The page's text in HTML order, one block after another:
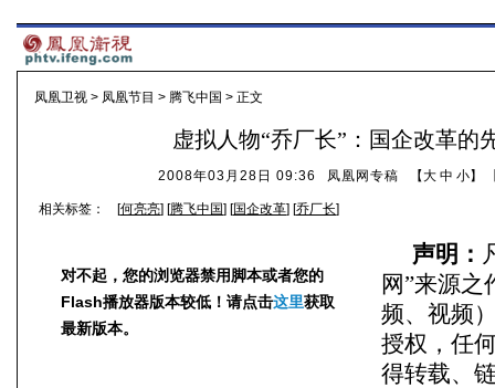
凤凰卫视 > 凤凰节目 > 腾飞中国 > 正文
虚拟人物“乔厂长”：国企改革的
2008年03月28日 09:36 凤凰网专稿 【大 中 小】
相关标签： [何亮亮] [腾飞中国] [国企改革] [乔厂长]
对不起，您的浏览器禁用脚本或者您的
Flash播放器版本较低！请点击这里获取
最新版本。
声明：
网”来源之
频、视频
授权，任
得转载、